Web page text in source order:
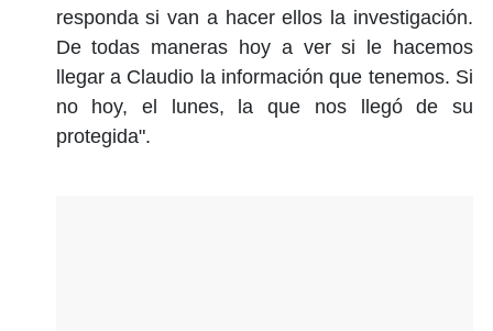
responda si van a hacer ellos la investigación.
De todas maneras hoy a ver si le hacemos
llegar a Claudio la información que tenemos. Si
no hoy, el lunes, la que nos llegó de su
protegida".